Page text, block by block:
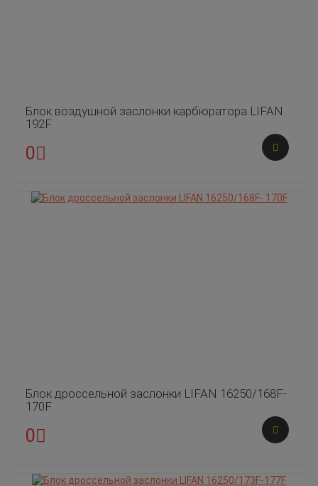
Блок воздушной заслонки карбюратора LIFAN
192F
0
Блок дроссельной заслонки LIFAN 16250/168F-
170F
0